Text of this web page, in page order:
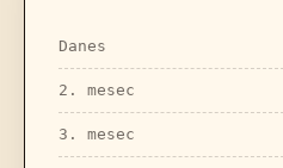
Danes
2. mesec
3. mesec